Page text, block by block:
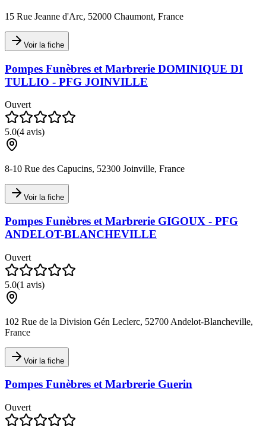
15 Rue Jeanne d'Arc, 52000 Chaumont, France
Voir la fiche
Pompes Funèbres et Marbrerie DOMINIQUE DI
TULLIO - PFG JOINVILLE
Ouvert
5.0(4 avis)
8-10 Rue des Capucins, 52300 Joinville, France
Voir la fiche
Pompes Funèbres et Marbrerie GIGOUX - PFG
ANDELOT-BLANCHEVILLE
Ouvert
5.0(1 avis)
102 Rue de la Division Gén Leclerc, 52700 Andelot-Blancheville,
France
Voir la fiche
Pompes Funèbres et Marbrerie Guerin
Ouvert